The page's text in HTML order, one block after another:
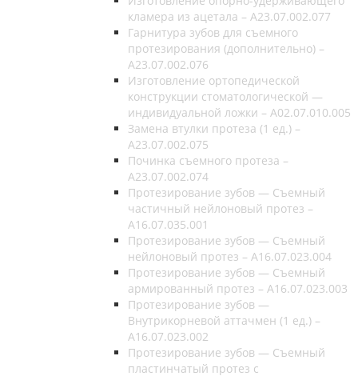
кламера из ацетала – A23.07.002.077
Гарнитура зубов для съемного
протезирования (дополнительно) –
A23.07.002.076
Изготовление ортопедической
конструкции стоматологической —
индивидуальной ложки – A02.07.010.005
Замена втулки протеза (1 ед.) –
A23.07.002.075
Починка съемного протеза –
A23.07.002.074
Протезирование зубов — Съемный
частичный нейлоновый протез –
A16.07.035.001
Протезирование зубов — Съемный
нейлоновый протез – A16.07.023.004
Протезирование зубов — Съемный
армированный протез – A16.07.023.003
Протезирование зубов —
Внутрикорневой аттачмен (1 ед.) –
A16.07.023.002
Протезирование зубов — Съемный
пластинчатый протез с